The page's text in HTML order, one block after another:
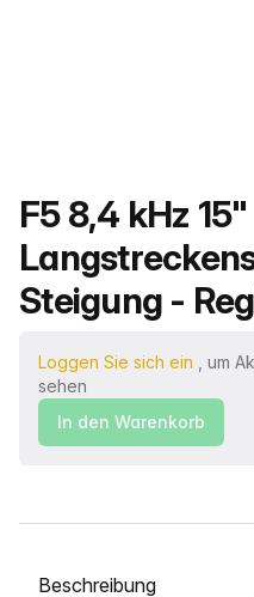
Produktname
F5 8,4 kHz 15"
Steigung -
Loggen Sie sich ein , um
sehen
In den Warenkorb
Wählen Sie eine